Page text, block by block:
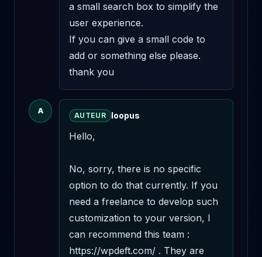
a small search box to simplify the
user experience.
If you can give a small code to
add or something else please.
thank you
A
AUTEUR loopus
Hello,
No, sorry, there is no specific
option to do that currently. If you
need a freelance to develop such
customization to your version, I
can recommend this team :
https://wpdeft.com/ . They are